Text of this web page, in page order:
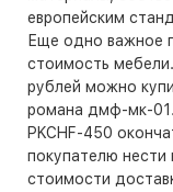
европейским
Еще одно важное
стоимость
рублей можно
романа дмф-мк-
PKCHF-450
покупателю нести
стоимости